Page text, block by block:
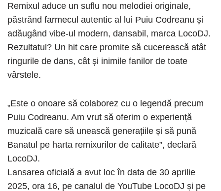
Remixul aduce un suflu nou melodiei originale,
păstrând farmecul autentic al lui Puiu Codreanu și
adăugând vibe-ul modern, dansabil, marca LocoDJ.
Rezultatul? Un hit care promite să cucerească atât
ringurile de dans, cât și inimile fanilor de toate
vârstele.
„Este o onoare să colaborez cu o legendă precum
Puiu Codreanu. Am vrut să oferim o experiență
muzicală care să unească generațiile și să pună
Banatul pe harta remixurilor de calitate”, declară
LocoDJ.
Lansarea oficială a avut loc în data de 30 aprilie
2025, ora 16, pe canalul de YouTube LocoDJ și pe